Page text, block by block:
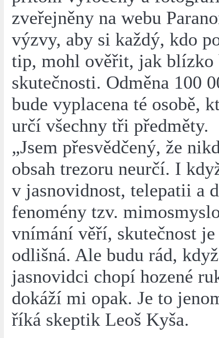
zveřejněny na webu
výzvy, aby si každý, kdo
tip, mohl ověřit, jak blízko
skutečnosti. Odměna 100
bude vyplacena té osobě,
určí všechny tři předměty.
„Jsem přesvědčený, že
obsah trezoru neurčí. I
v jasnovidnost, telepatii a
fenomény tzv.
vnímání věří, skutečnost je
odlišná. Ale budu rád,
jasnovidci chopí hozené
dokáží mi opak. Je to
říká skeptik Leoš Kyša.